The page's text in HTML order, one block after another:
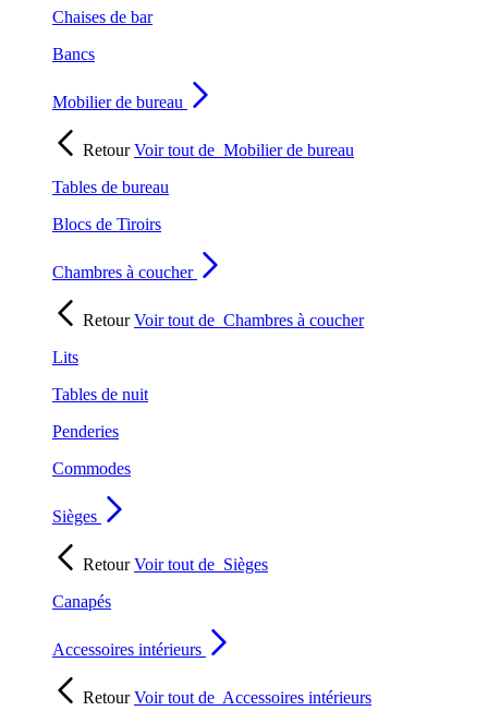
Chaises de bar
Bancs
Mobilier de bureau
RetourVoir tout de Mobilier de bureau
Tables de bureau
Blocs de Tiroirs
Chambres à coucher
RetourVoir tout de Chambres à coucher
Lits
Tables de nuit
Penderies
Commodes
Sièges
RetourVoir tout de Sièges
Canapés
Accessoires intérieurs
RetourVoir tout de Accessoires intérieurs